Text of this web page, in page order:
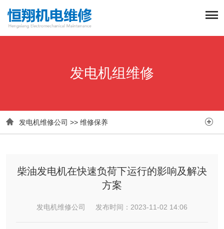
发电机组维修
 发电机维修公司 >> 维修保养 
柴油发电机在快速负荷下运行的影响及解决
方案
发电机维修公司 发布时间：2023-11-02 14:06